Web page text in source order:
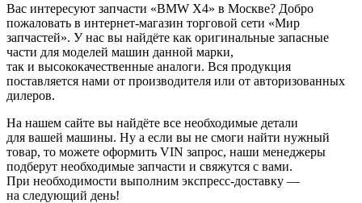
Вас интересуют запчасти «BMW X4» в Москве? Добро
пожаловать в интернет-магазин торговой сети «Мир
запчастей». У нас вы найдёте как оригинальные запасные
части для моделей машин данной марки,
так и высококачественные аналоги. Вся продукция
поставляется нами от производителя или от авторизованных
дилеров.
На нашем сайте вы найдёте все необходимые детали
для вашей машины. Ну а если вы не смоги найти нужный
товар, то можете оформить VIN запрос, наши менеджеры
подберут необходимые запчасти и свяжутся с вами.
При необходимости выполним экспресс-доставку —
на следующий день!